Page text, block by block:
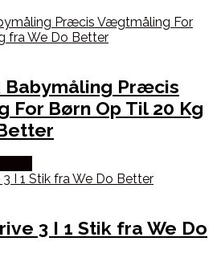
Babymåling Præcis
Børn Op Til 20 Kg
3 I 1 Stik fra We Do